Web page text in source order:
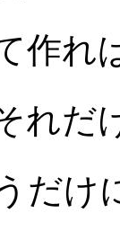
作れ
れだ
だ